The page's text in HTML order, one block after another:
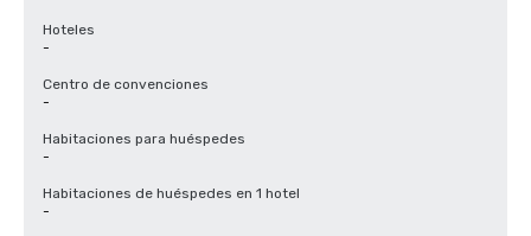
Hoteles
-
Centro de convenciones
-
Habitaciones para huéspedes
-
Habitaciones de huéspedes en 1 hotel
-